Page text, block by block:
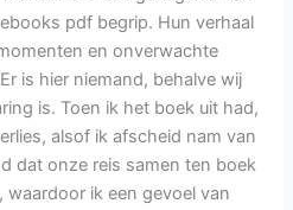
pdf begrip. Hun verhaal
en onverwachte
is hier niemand, behalve wij
is. Toen ik het boek uit had,
alsof ik afscheid nam van
dat onze reis samen ten boek
ik een gevoel van